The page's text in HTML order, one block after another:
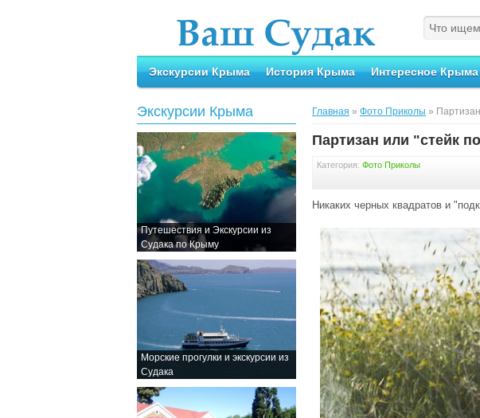
Экскурсии Крыма История Крыма Интересное Крыма
Экскурсии Крыма
Путешествия и Экскурсии из
Судака по Крыму
Морские прогулки и экскурсии из
Судака
Главная » Фото Приколы »
Партизан или "стейк
Категория: Фото Приколы
Никаких черных квадратов и